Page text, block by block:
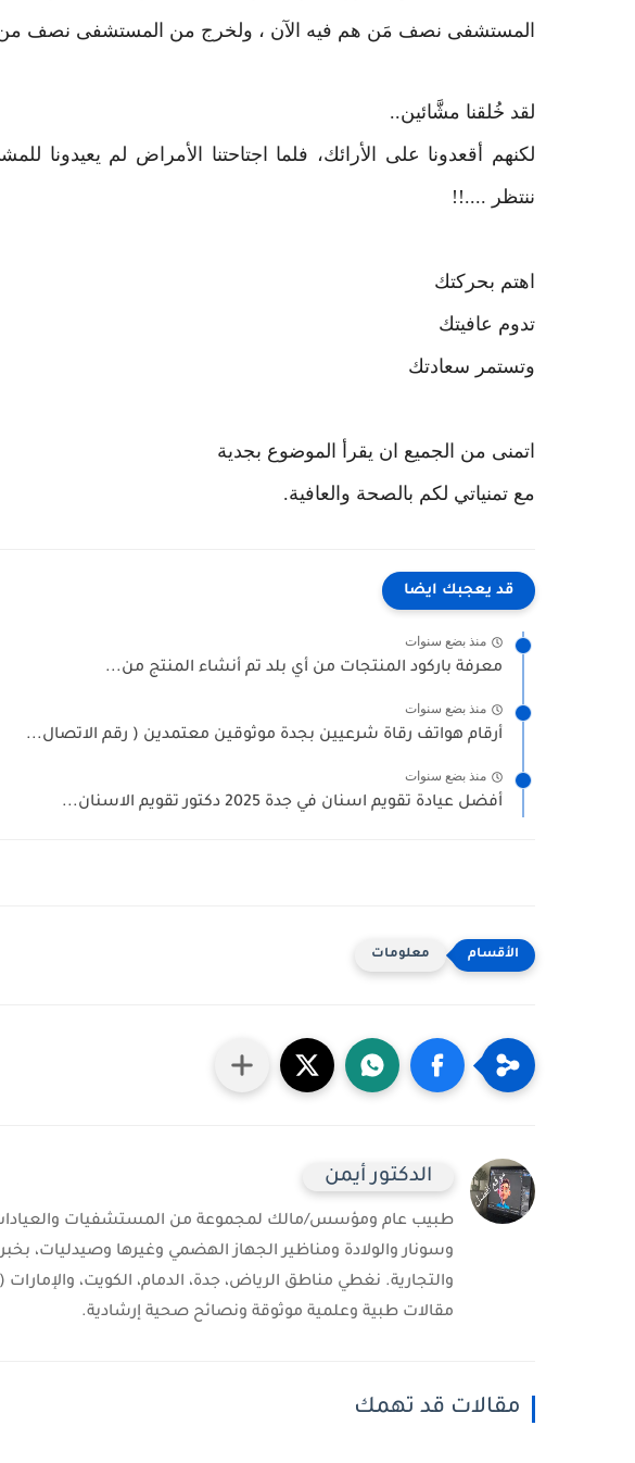
المستشفى نصف مَن هم فيه الآن ، ولخرج من المستشفى نصف
لقد خُلقنا مشَّائين..
لكنهم أقعدونا على الأرائك، فلما اجتاحتنا الأمراض لم يعيدونا
ننتظر ....!!
اهتم بحركتك
تدوم عافيتك
وتستمر سعادتك
اتمنى من الجميع ان يقرأ الموضوع بجدية
مع تمنياتي لكم بالصحة والعافية.
قد يعجبك ايضا
منذ بضع سنوات
معرفة باركود المنتجات من أي بلد تم أنشاء المنتج من...
منذ بضع سنوات
أرقام هواتف رقاة شرعيين بجدة موثوقين معتمدين ( رقم الاتصال...
منذ بضع سنوات
أفضل عيادة تقويم اسنان في جدة 2025 دكتور تقويم الاسنان...
معلومات
الدكتور أيمن
طبيب عام ومؤسس/مالك لمجموعة من المستشفيات
وسونار والولادة ومناظير الجهاز الهضمي وغيرها وصيدليات،
والتجارية. نغطي مناطق الرياض، جدة، الدمام، الكويت،
مقالات طبية وعلمية موثوقة ونصائح صحية إرشادية.
مقالات قد تهمك